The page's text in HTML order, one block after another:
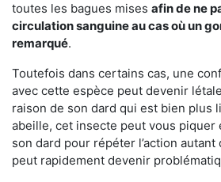
toutes les bagues mises afin de ne
circulation sanguine au cas où un
remarqué.
Toutefois dans certains cas, une
avec cette espèce peut devenir
raison de son dard qui est bien plus
abeille, cet insecte peut vous
son dard pour répéter l’action
peut rapidement devenir